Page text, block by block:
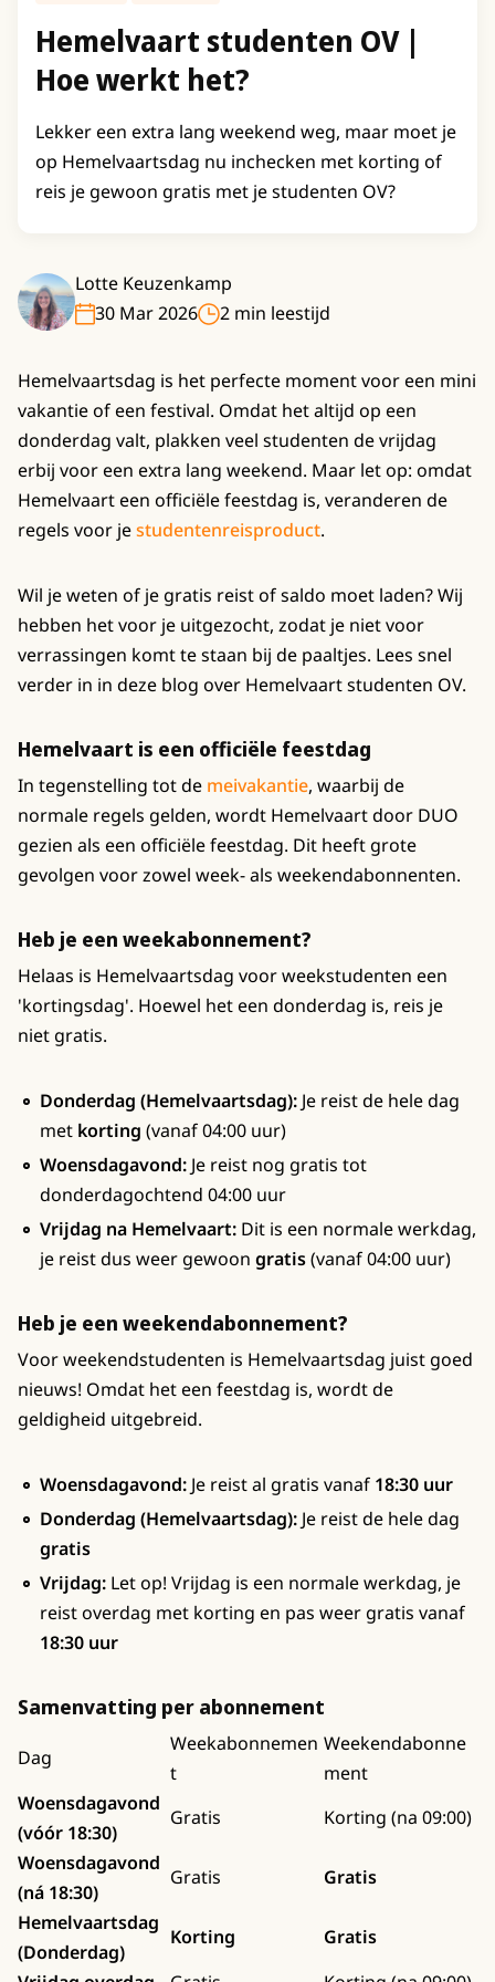
Hemelvaart studenten OV |
Hoe werkt het?
Lekker een extra lang weekend weg, maar moet je
op Hemelvaartsdag nu inchecken met korting of
reis je gewoon gratis met je studenten OV?
Lotte Keuzenkamp
30 Mar 2026
2 min leestijd
Hemelvaartsdag is het perfecte moment voor een mini
vakantie of een festival. Omdat het altijd op een
donderdag valt, plakken veel studenten de vrijdag
erbij voor een extra lang weekend. Maar let op: omdat
Hemelvaart een officiële feestdag is, veranderen de
regels voor jestudentenreisproduct.
Wil je weten of je gratis reist of saldo moet laden? Wij
hebben het voor je uitgezocht, zodat je niet voor
verrassingen komt te staan bij de paaltjes. Lees snel
verder in in deze blog over Hemelvaart studenten OV.
Hemelvaart is een officiële feestdag
In tegenstelling tot de meivakantie, waarbij de
normale regels gelden, wordt Hemelvaart door DUO
gezien als een officiële feestdag. Dit heeft grote
gevolgen voor zowel week- als weekendabonnenten.
Heb je een weekabonnement?
Helaas is Hemelvaartsdag voor weekstudenten een
'kortingsdag'. Hoewel het een donderdag is, reis je
niet gratis.
Donderdag (Hemelvaartsdag): Je reist de hele dag
met korting (vanaf 04:00 uur)
Woensdagavond: Je reist nog gratis tot
donderdagochtend 04:00 uur
Vrijdag na Hemelvaart: Dit is een normale werkdag,
je reist dus weer gewoon gratis(vanaf 04:00 uur)
Heb je een weekendabonnement?
Voor weekendstudenten is Hemelvaartsdag juist goed
nieuws! Omdat het een feestdag is, wordt de
geldigheid uitgebreid.
Woensdagavond: Je reist al gratis vanaf 18:30 uur
Donderdag (Hemelvaartsdag): Je reist de hele dag
gratis
Vrijdag: Let op! Vrijdag is een normale werkdag, je
reist overdag met korting en pas weer gratis vanaf
18:30 uur
Samenvatting per abonnement
Dag
Weekabonnemen
t
Weekendabonne
ment
Woensdagavond
(vóór 18:30)
Gratis
Korting (na 09:00)
Woensdagavond
(ná 18:30)
Gratis
Gratis
Hemelvaartsdag
(Donderdag)
Korting
Gratis